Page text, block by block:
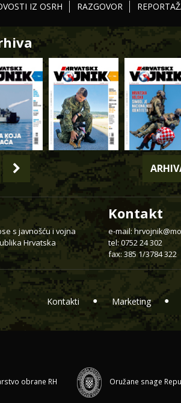
IZ OSRH RAZGOVOR
s javnošću i vojna
Hrvatska
Kontakt
e-mail:
tel: 0752 24 302
fax: 385 1/3784 322
Kontakti Marketing
obrane RH Oružane snage